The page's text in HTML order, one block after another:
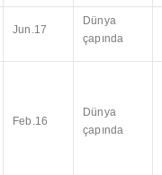
Jun.17
Dünya
çapında
Feb.16
Dünya
çapında